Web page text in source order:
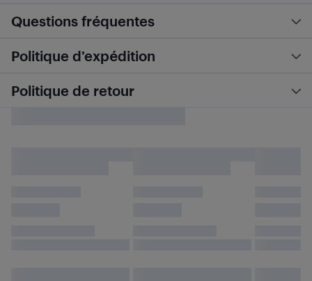
Questions fréquentes
Politique d’expédition
Politique de retour